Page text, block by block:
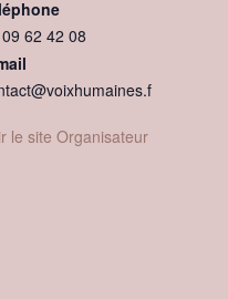
62 42 08
le site Organisateur